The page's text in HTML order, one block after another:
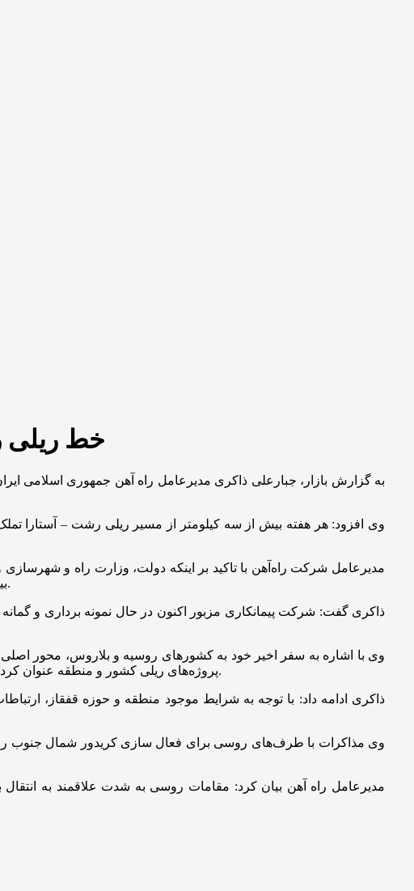
خط ریلی رشت –
به گزارش بازار، جبارعلی ذاکری مدیرعامل راه آهن جمهوری اسلامی
مدیرعامل شرکت راه‌آهن با تاکید بر اینکه دولت، وزارت راه و
بینی می‌شود ظرف ۲ تا سه ماه آینده شرکت پیمانکار مورد نظر این پروژه مهم اقتصادی کشور و منطقه را زیر عملیات اجرایی ببرد.
ذاکری گفت: شرکت پیمانکاری مزبور اکنون در حال نمونه برداری و
پروژه‌های ریلی کشور و منطقه عنوان کرد و افزود: طرف‌های مقابل نیز به دلیل شرایط جدید منطقه و جنگ اوکراین به شدت علاقمند به بهره برداری از این خط ریلی هستند.
ذاکری ادامه داد: با توجه به شرایط موجود منطقه و حوزه قفقاز،
وی مذاکرات با طرف‌های روسی برای فعال سازی کریدور شمال جنوب
مدیرعامل راه آهن بیان کرد: مقامات روسی به شدت علاقمند به